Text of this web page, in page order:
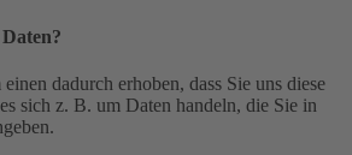
dadurch erhoben, dass Sie uns diese
sich z. B. um Daten handeln, die Sie in